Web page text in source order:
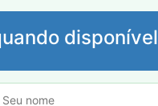
disponível